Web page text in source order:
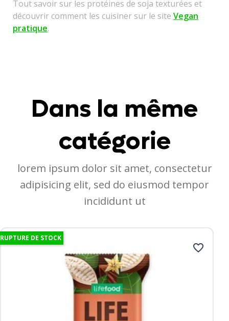
Tout savoir sur les protéines de soja texturées et
découvrir comment les cuisiner sur le site Vegan
pratique.
Dans la même
catégorie
lorem ipsum dolor sit amet, consectetur
adipisicing elit, sed do eiusmod tempor
incididunt ut
RUPTURE DE STOCK
favorite_border